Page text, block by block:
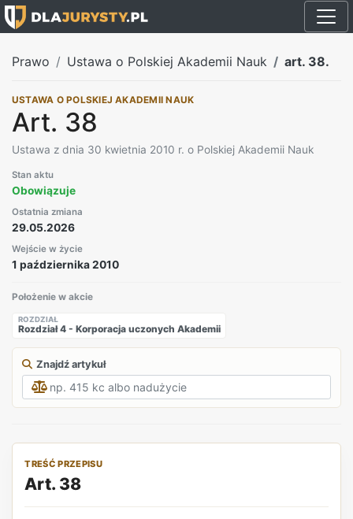
Prawo Ustawa o Polskiej Akademii Nauk art. 38.
USTAWA O POLSKIEJ AKADEMII NAUK
Art. 38
Ustawa z dnia 30 kwietnia 2010 r. o Polskiej Akademii Nauk
Stan aktu
Obowiązuje
Ostatnia zmiana
29.05.2026
Wejście w życie
1 października 2010
Położenie w akcie
ROZDZIAŁ
Rozdział 4 - Korporacja uczonych Akademii
Znajdź artykuł
TREŚĆ PRZEPISU
Art. 38